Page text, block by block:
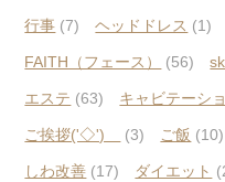
行事 (7) ヘッドドレス (1)
FAITH（フェース） (56)
エステ (63) キャビテーシ
ご挨拶('◇')ゞ (3) ご飯 (10)
しわ改善 (17) ダイエット